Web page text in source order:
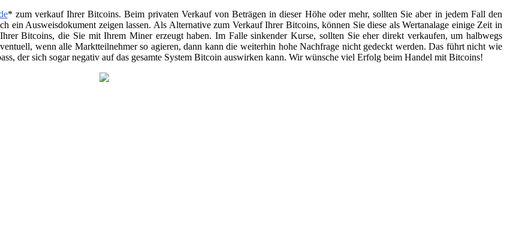
* zum verkauf Ihrer Bitcoins. Beim privaten Verkauf von Beträgen in dieser Höhe oder mehr, sollten Sie aber in jedem Fall den
ein Ausweisdokument zeigen lassen. Als Alternative zum Verkauf Ihrer Bitcoins, können Sie diese als Wertanalage einige Zeit in
Bitcoins, die Sie mit Ihrem Miner erzeugt haben. Im Falle sinkender Kurse, sollten Sie eher direkt verkaufen, um halbwegs
wenn alle Marktteilnehmer so agieren, dann kann die weiterhin hohe Nachfrage nicht gedeckt werden. Das führt nicht wie
der sich sogar negativ auf das gesamte System Bitcoin auswirken kann. Wir wünsche viel Erfolg beim Handel mit Bitcoins!